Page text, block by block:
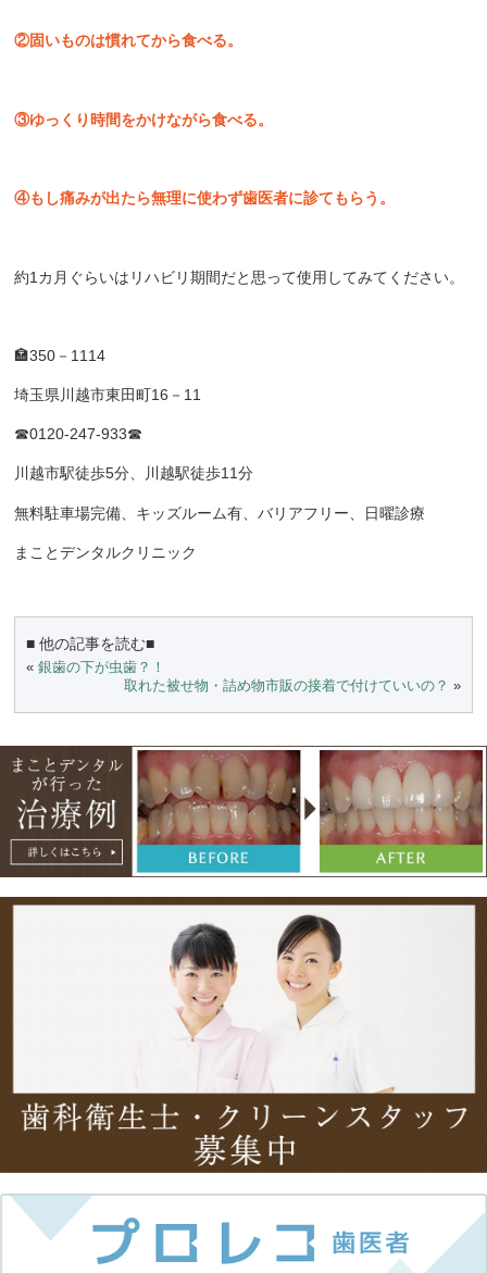
②固いものは慣れてから食べる。
③ゆっくり時間をかけながら食べる。
④もし痛みが出たら無理に使わず歯医者に診てもらう。
約1カ月ぐらいはリハビリ期間だと思って使用してみてください。
🏣350 － 1114
埼玉県川越市東田町16 － 11
☎0120-247-933☎
川越市駅徒歩5分、川越駅徒歩11分
無料駐車場完備、キッズルーム有、バリアフリー、日曜診療
まことデンタルクリニック
■ 他の記事を読む■
«銀歯の下が虫歯？！
取れた被せ物・詰め物市販の接着で付けていいの？ »